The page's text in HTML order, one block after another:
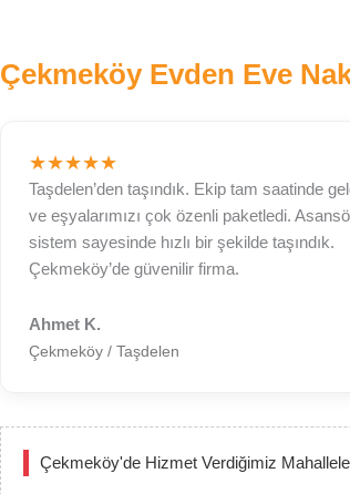
Çekmeköy Evden Eve
★★★★★
Taşdelen’den taşındık. Ekip tam saatinde
ve eşyalarımızı çok özenli paketledi.
sistem sayesinde hızlı bir şekilde taşındık.
Çekmeköy’de güvenilir firma.
Ahmet K.
Çekmeköy / Taşdelen
Çekmeköy'de Hizmet Verdiğimiz